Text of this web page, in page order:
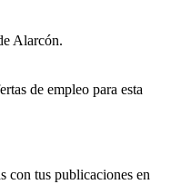
Alarcón.
de empleo para esta
con tus publicaciones en